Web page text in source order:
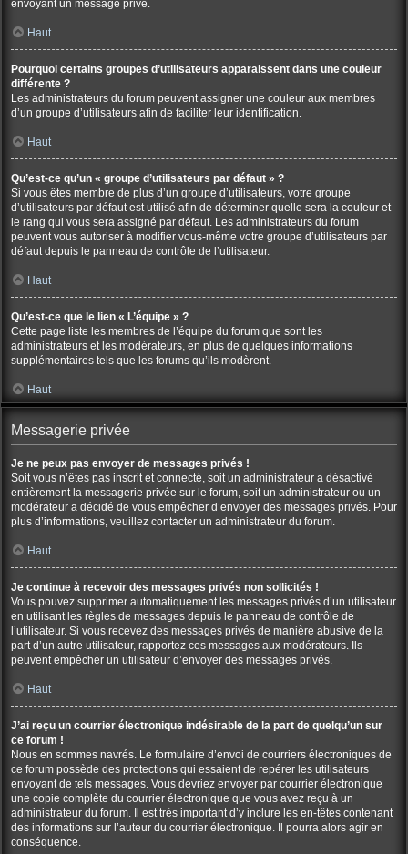
envoyant un message privé.
Haut
Pourquoi certains groupes d’utilisateurs apparaissent dans une couleur
différente ?
Les administrateurs du forum peuvent assigner une couleur aux membres
d’un groupe d’utilisateurs afin de faciliter leur identification.
Haut
Qu’est-ce qu’un « groupe d’utilisateurs par défaut » ?
Si vous êtes membre de plus d’un groupe d’utilisateurs, votre groupe
d’utilisateurs par défaut est utilisé afin de déterminer quelle sera la couleur et
le rang qui vous sera assigné par défaut. Les administrateurs du forum
peuvent vous autoriser à modifier vous-même votre groupe d’utilisateurs par
défaut depuis le panneau de contrôle de l’utilisateur.
Haut
Qu’est-ce que le lien « L’équipe » ?
Cette page liste les membres de l’équipe du forum que sont les
administrateurs et les modérateurs, en plus de quelques informations
supplémentaires tels que les forums qu’ils modèrent.
Haut
Messagerie privée
Je ne peux pas envoyer de messages privés !
Soit vous n’êtes pas inscrit et connecté, soit un administrateur a désactivé
entièrement la messagerie privée sur le forum, soit un administrateur ou un
modérateur a décidé de vous empêcher d’envoyer des messages privés. Pour
plus d’informations, veuillez contacter un administrateur du forum.
Haut
Je continue à recevoir des messages privés non sollicités !
Vous pouvez supprimer automatiquement les messages privés d’un utilisateur
en utilisant les règles de messages depuis le panneau de contrôle de
l’utilisateur. Si vous recevez des messages privés de manière abusive de la
part d’un autre utilisateur, rapportez ces messages aux modérateurs. Ils
peuvent empêcher un utilisateur d’envoyer des messages privés.
Haut
J’ai reçu un courrier électronique indésirable de la part de quelqu’un sur
ce forum !
Nous en sommes navrés. Le formulaire d’envoi de courriers électroniques de
ce forum possède des protections qui essaient de repérer les utilisateurs
envoyant de tels messages. Vous devriez envoyer par courrier électronique
une copie complète du courrier électronique que vous avez reçu à un
administrateur du forum. Il est très important d’y inclure les en-têtes contenant
des informations sur l’auteur du courrier électronique. Il pourra alors agir en
conséquence.